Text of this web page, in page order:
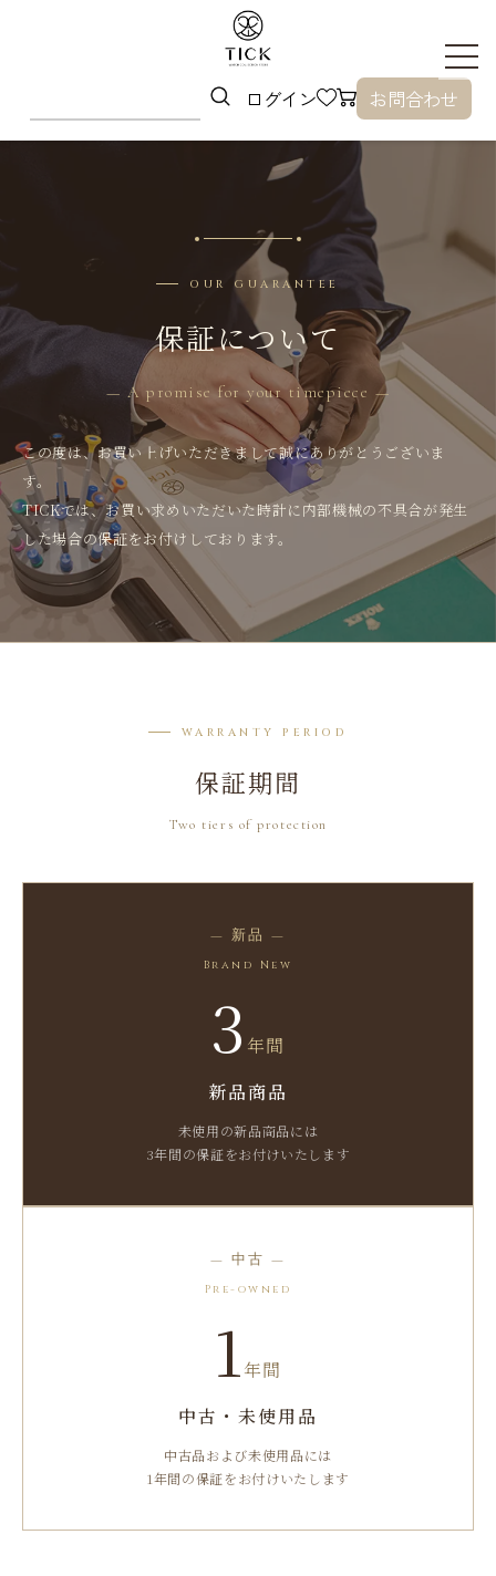
ログイン お問合わせ
OUR GUARANTEE
保証について
— A promise for your timepiece —
この度は、お買い上げいただきまして誠にありがとうございま
す。
TICKでは、お買い求めいただいた時計に内部機械の不具合が発生
した場合の保証をお付けしております。
WARRANTY PERIOD
保証期間
Two tiers of protection
— 新品 —
Brand New
3 年間
新品商品
未使用の新品商品には
3年間の保証をお付けいたします
— 中古 —
Pre-owned
1年間
中古・未使用品
中古品および未使用品には
1年間の保証をお付けいたします